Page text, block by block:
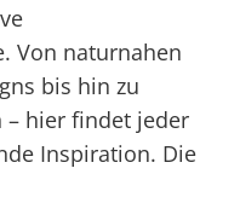
Von naturnahen
bis hin zu
– hier findet jeder
Inspiration. Die